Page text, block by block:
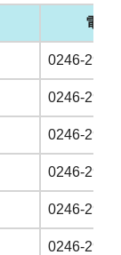
電話
0246-29-
0246-29-
0246-29-
0246-29-
0246-29-
0246-29-